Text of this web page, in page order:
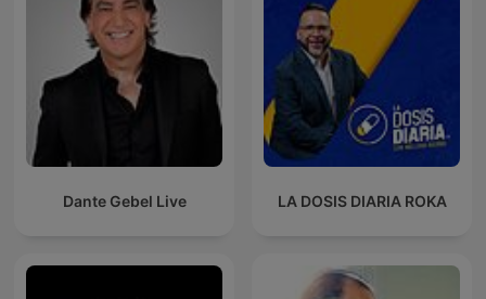
Dante Gebel Live LA DOSIS DIARIA ROKA